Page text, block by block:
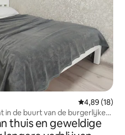
Gemiddelde
4,89 (18)
in de buurt van de burgerlijke
thuis en geweldige